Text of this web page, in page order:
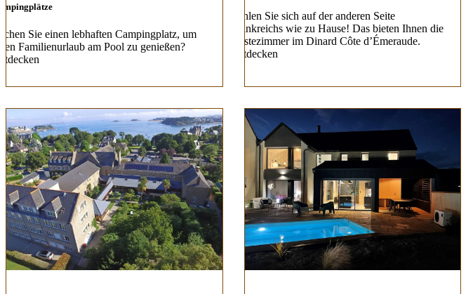
Sie einen lebhaften Campingplatz, um
Familienurlaub am Pool zu genießen?
Fühlen Sie sich auf der anderen Seite
Frankreichs wie zu Hause! Das bieten Ihnen die
Gästezimmer im Dinard Côte d’Émeraude.
Entdecken